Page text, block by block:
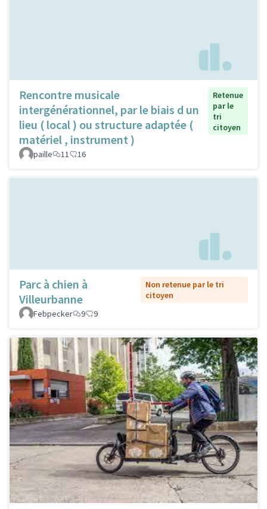
Rencontre musicale
intergénérationnel, par le biais d un
lieu ( local ) ou structure adaptée (
matériel , instrument )
Retenue
par le
tri
citoyen
paille 11 16
Parc à chien à
Villeurbanne
Non retenue par le tri
citoyen
Febpecker
9 9